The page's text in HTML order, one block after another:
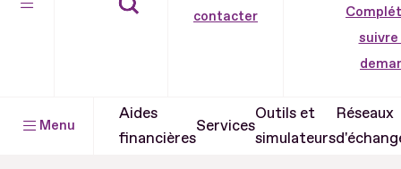
contacter
suivre
Menu
Aides
financières
Services
Outils et
simulateurs
Réseaux